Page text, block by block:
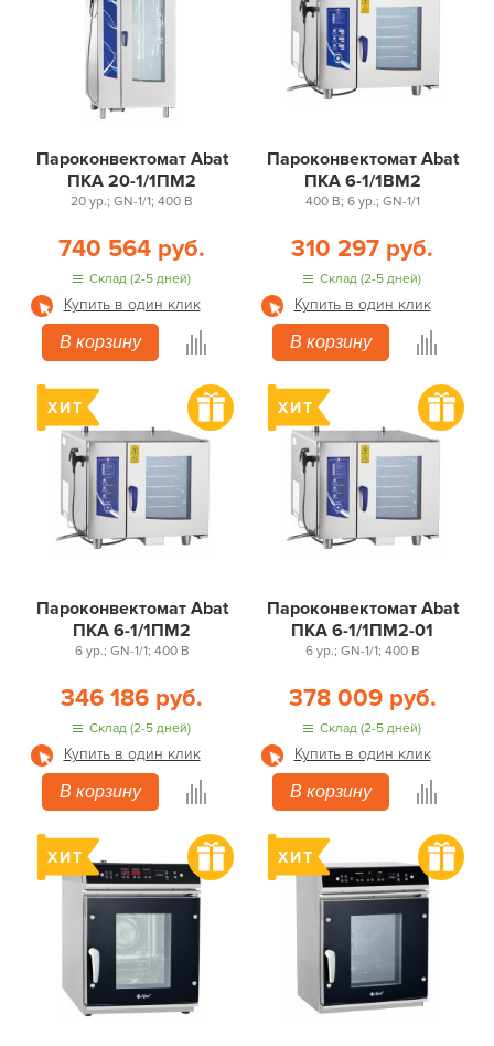
Пароконвектомат Abat
ПКА 20-1/1ПМ2
20 ур.; GN-1/1; 400 В
740 564 руб.
Склад (2-5 дней)
Купить в один клик
В корзину
Пароконвектомат Abat
ПКА 6-1/1ВМ2
400 В; 6 ур.; GN-1/1
310 297 руб.
Склад (2-5 дней)
Купить в один клик
В корзину
Пароконвектомат Abat
ПКА 6-1/1ПМ2
6 ур.; GN-1/1; 400 В
346 186 руб.
Склад (2-5 дней)
Купить в один клик
В корзину
Пароконвектомат Abat
ПКА 6-1/1ПМ2-01
6 ур.; GN-1/1; 400 В
378 009 руб.
Склад (2-5 дней)
Купить в один клик
В корзину